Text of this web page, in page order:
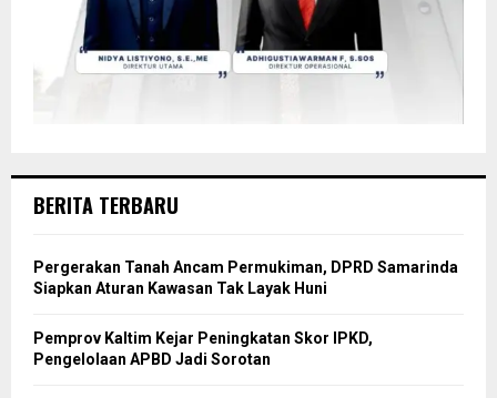
BERITA TERBARU
Pergerakan Tanah Ancam Permukiman, DPRD Samarinda
Siapkan Aturan Kawasan Tak Layak Huni
Pemprov Kaltim Kejar Peningkatan Skor IPKD,
Pengelolaan APBD Jadi Sorotan